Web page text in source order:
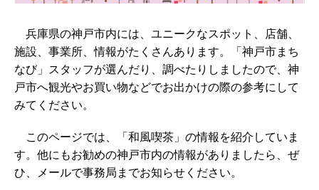
兵庫県の神戸市内には、ユニークなスポット、店舗、
施設、事業所、情報がたくさんあります。「神戸市まち
なび」スタッフが選んだり、調べたりしましたので、神
戸市へ観光やお買い物などでお出かけの際の参考にして
みてください。
このページでは、「和風喫茶」の情報を紹介していま
す。他にもお勧めの神戸市内の情報がありましたら、ぜ
ひ、メールで事務局までお知らせください。